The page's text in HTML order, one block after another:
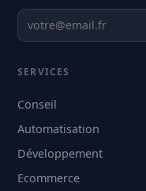
SERVICES
Conseil
Automatisation
Développement
Ecommerce